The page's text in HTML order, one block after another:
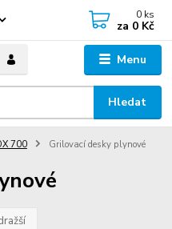
Menu
Hledat
0 ks
za 0 Kč
700 Grilovací desky plynové